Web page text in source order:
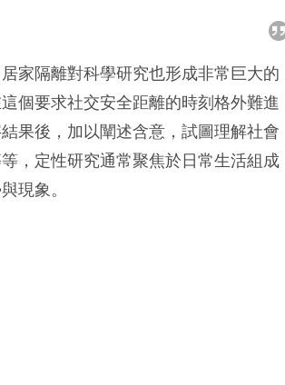
家隔離對科學研究也形成非常巨大的
個要求社交安全距離的時刻格外難進
果後，加以闡述含意，試圖理解社會
，定性研究通常聚焦於日常生活組成
現象。